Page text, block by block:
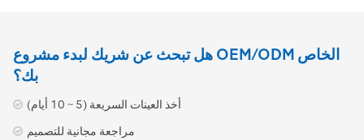
هل تبحث عن شريك لبدء مشروع OEM/ODM الخاص
بك؟
أخذ العينات السريعة (5 ~ 10 أيام)
مراجعة مجانية للتصميم